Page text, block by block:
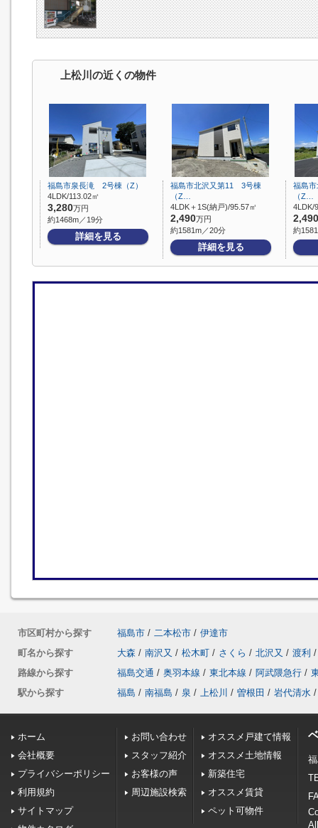
上松川の近くの物件
福島市泉長滝 2号棟（Z）
4LDK/113.02㎡
3,280万円
約1468m／19分
詳細を見る
福島市北沢又第11 3号棟
（Z…
4LDK＋1S(納戸)/95.57㎡
2,490万円
約1581m／20分
詳細を見る
福島
（Z…
4LDK/
2,490
約
市区町村から探す 福島市 / 二本松市 / 伊達市
町名から探す
大森 / 南沢又 / 松木町 / さくら / 北沢又 / 渡利 /
路線から探す
福島交通 / 奥羽本線 / 東北本線 / 阿武隈急行 /
駅から探す
福島 / 南福島 / 泉 / 上松川 / 曽根田 / 岩代清水 /
ホーム
会社概要
プライバシーポリシー
利用規約
サイトマップ
お問い合わせ
スタッフ紹介
お客様の声
周辺施設検索
オススメ戸建て情報
オススメ土地情報
新築住宅
オススメ賃貸
ペット可物件